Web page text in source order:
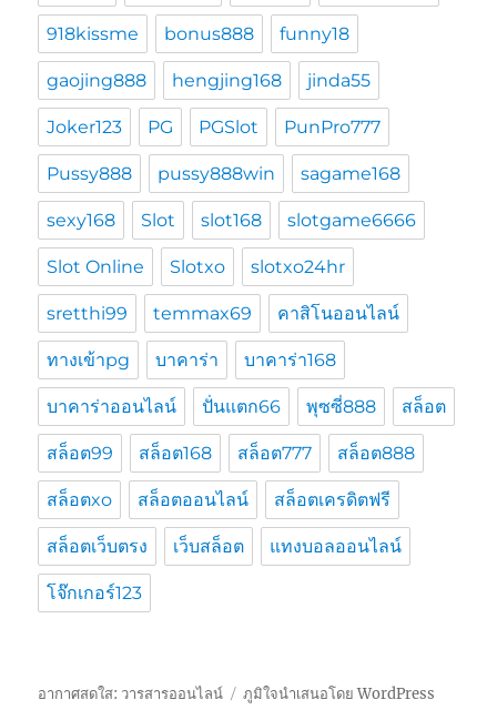
918kissme bonus888 funny18
gaojing888 hengjing168 jinda55
Joker123 PG PGSlot PunPro777
Pussy888 pussy888win sagame168
sexy168 Slot slot168 slotgame6666
Slot Online Slotxo slotxo24hr
sretthi99 temmax69 คาสิโนออนไลน์
ทางเข้าpg บาคาร่า บาคาร่า168
บาคาร่าออนไลน์ ปั่นแตก66 พุซซี่888 สล็อต
สล็อต99 สล็อต168 สล็อต777 สล็อต888
สล็อตxo สล็อตออนไลน์ สล็อตเครดิตฟรี
สล็อตเว็บตรง เว็บสล็อต แทงบอลออนไลน์
โจ๊กเกอร์123
อากาศสดใส: วารสารออนไลน์ ภูมิใจนำเสนอโดย WordPress